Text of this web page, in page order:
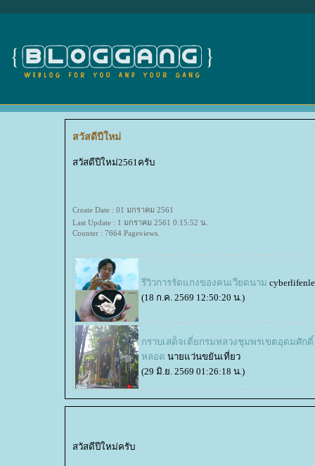
สวัสดีปีใหม่
สวัสดีปีใหม่2561ครับ
Create Date : 01 มกราคม 2561
Last Update : 1 มกราคม 2561 0:15:52 น.
Counter : 7664 Pageviews.
รีวิวการรัดแกงของคนเวียดนาม
(18 ก.ค. 2569 12:50:20 น.)
กราบเสด็จเตี่ยกรมหลวงชุมพรเขตอุดมศั
หลอด นายแว่นขยันเที่ยว
(29 มิ.ย. 2569 01:26:18 น.)
สวัสดีปีใหม่ครับ